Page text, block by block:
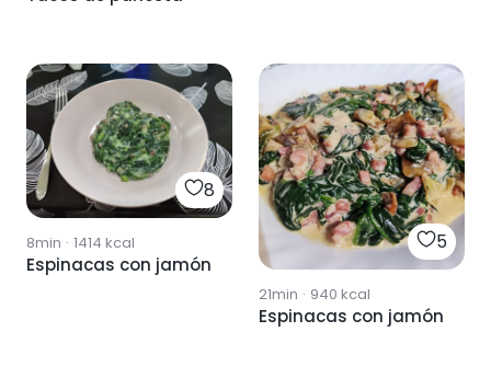
8
8min · 1414 kcal
Espinacas con jamón
5
21min · 940 kcal
Espinacas con jamón